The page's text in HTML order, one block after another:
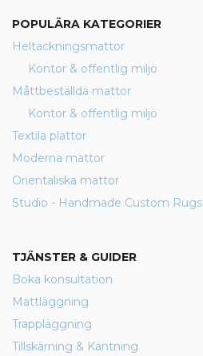
POPULÄRA KATEGORIER
Heltäckningsmattor
Kontor & offentlig miljö
Måttbeställda mattor
Kontor & offentlig miljö
Textila plattor
Moderna mattor
Orientaliska mattor
Studio - Handmade Custom Rugs
TJÄNSTER & GUIDER
Boka konsultation
Mattläggning
Trappläggning
Tillskärning & Kantning